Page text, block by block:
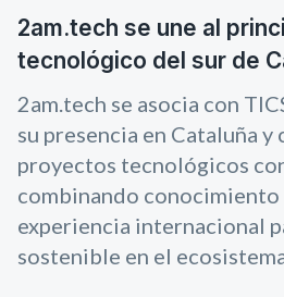
2am.tech se une al
tecnológico del sur de
2am.tech se asocia con
su presencia en Cataluña y
proyectos tecnológicos
combinando
experiencia internacional
sostenible en el